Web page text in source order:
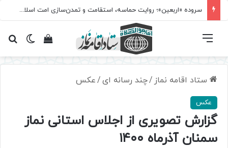
سروده‌ «اربعین»؛ روایت حماسه، استقامت و تمدن‌سازی امت اسلامی
تغییرمشاهده فهرست
ستاد اقامه نماز /چند رسانه ای/عکس
عکس
گزارش تصویری از اجلاس استانی نماز
سمنان آذرماه ۱۴۰۰